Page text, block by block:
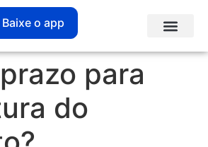
Baixe o app
para
do